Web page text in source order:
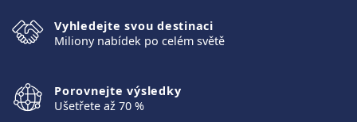
Vyhledejte svou destinaci
Miliony nabídek po celém světě
Porovnejte výsledky
Ušetřete až 70 %